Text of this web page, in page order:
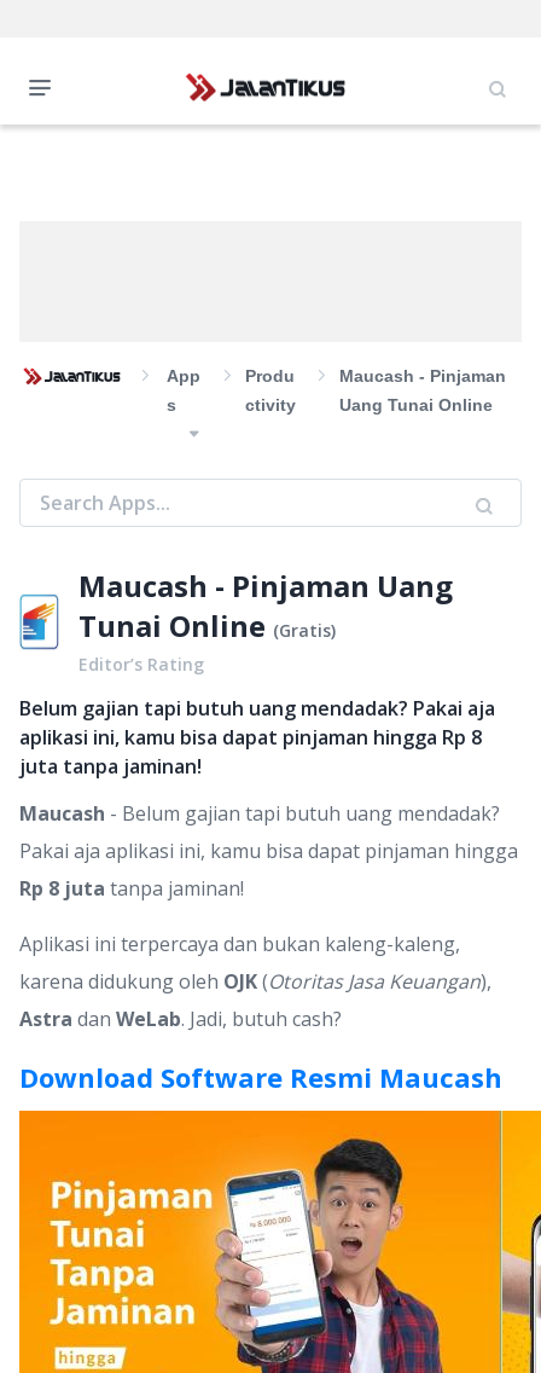
App
S
Produ
Ctivity
Maucash - Pinjaman
Uang Tunai Online
Maucash - Pinjaman Uang
Tunai Online (Gratis)
Editor’s Rating
Belum gajian tapi butuh uang mendadak? Pakai aja
aplikasi ini, kamu bisa dapat pinjaman hingga Rp 8
juta tanpa jaminan!
Maucash - Belum gajian tapi butuh uang mendadak?
Pakai aja aplikasi ini, kamu bisa dapat pinjaman hingga
Rp 8 juta tanpa jaminan!
Aplikasi ini terpercaya dan bukan kaleng-kaleng,
karena didukung oleh OJK(Otoritas Jasa Keuangan),
Astra dan WeLab. Jadi, butuh cash?
Download Software Resmi Maucash